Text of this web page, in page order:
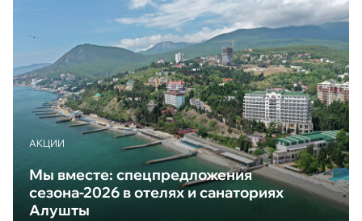
АКЦИИ
Мы вместе: спецпредложения
сезона-2026 в отелях и санаториях
Алушты